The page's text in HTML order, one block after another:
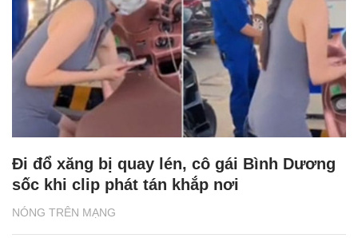
NÓNG TRÊN MẠNG
Đi đổ xăng bị quay lén, cô gái Bình Dương
sốc khi clip phát tán khắp nơi